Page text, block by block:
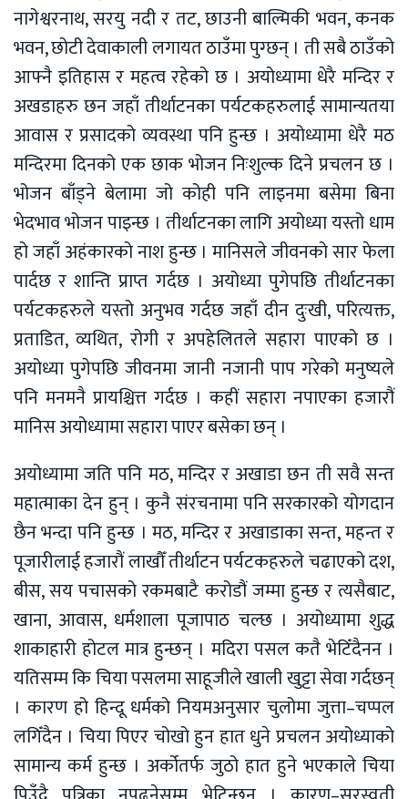
नागेश्वरनाथ, सरयु नदी र तट, छाउनी बाल्मिकी भवन, कनक
भवन, छोटी देवाकाली लगायत ठाउँमा पुग्छन् । ती सबै ठाउँको
आफ्नै इतिहास र महत्व रहेको छ । अयोध्यामा धेरै मन्दिर र
अखडाहरु छन जहाँ तीर्थाटनका पर्यटकहरुलाई सामान्यतया
आवास र प्रसादको व्यवस्था पनि हुन्छ । अयोध्यामा धेरै मठ
मन्दिरमा दिनको एक छाक भोजन निःशुल्क दिने प्रचलन छ ।
भोजन बाँड्ने बेलामा जो कोही पनि लाइनमा बसेमा बिना
भेदभाव भोजन पाइन्छ । तीर्थाटनका लागि अयोध्या यस्तो धाम
हो जहाँ अहंकारको नाश हुन्छ । मानिसले जीवनको सार फेला
पार्दछ र शान्ति प्राप्त गर्दछ । अयोध्या पुगेपछि तीर्थाटनका
पर्यटकहरुले यस्तो अनुभव गर्दछ जहाँ दीन दुःखी, परित्यक्त,
प्रताडित, व्यथित, रोगी र अपहेलितले सहारा पाएको छ ।
अयोध्या पुगेपछि जीवनमा जानी नजानी पाप गरेको मनुष्यले
पनि मनमनै प्रायश्चित्त गर्दछ । कहीं सहारा नपाएका हजारौं
मानिस अयोध्यामा सहारा पाएर बसेका छन् ।
अयोध्यामा जति पनि मठ, मन्दिर र अखाडा छन ती सवै सन्त
महात्माका देन हुन् । कुनै संरचनामा पनि सरकारको योगदान
छैन भन्दा पनि हुन्छ । मठ, मन्दिर र अखाडाका सन्त, महन्त र
पूजारीलाई हजारौं लाखौँ तीर्थाटन पर्यटकहरुले चढाएको दश,
बीस, सय पचासको रकमबाटै करोडौं जम्मा हुन्छ र त्यसैबाट,
खाना, आवास, धर्मशाला पूजापाठ चल्छ । अयोध्यामा शुद्ध
शाकाहारी होटल मात्र हुन्छन् । मदिरा पसल कतै भेटिँदैनन ।
यतिसम्म कि चिया पसलमा साहूजीले खाली खुट्टा सेवा गर्दछन्
। कारण हो हिन्दू धर्मको नियमअनुसार चुलोमा जुत्ता–चप्पल
लगिँदैन । चिया पिएर चोखो हुन हात धुने प्रचलन अयोध्याको
सामान्य कर्म हुन्छ । अर्कोतर्फ जुठो हात हुने भएकाले चिया